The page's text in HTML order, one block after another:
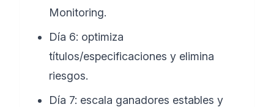
Monitoring.
Día 6: optimiza
títulos/especificaciones y elimina
riesgos.
Día 7: escala ganadores estables y